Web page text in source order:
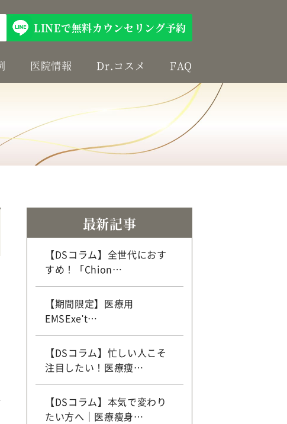
LINEで無料カウンセリング予約
医院情報 Dr.コスメ FAQ
最新記事
【DSコラム】全世代におす
すめ！「Chion…
【期間限定】医療用
EMSExe't…
【DSコラム】忙しい人こそ
注目したい！医療痩…
【DSコラム】本気で変わり
たい方へ｜医療痩身…